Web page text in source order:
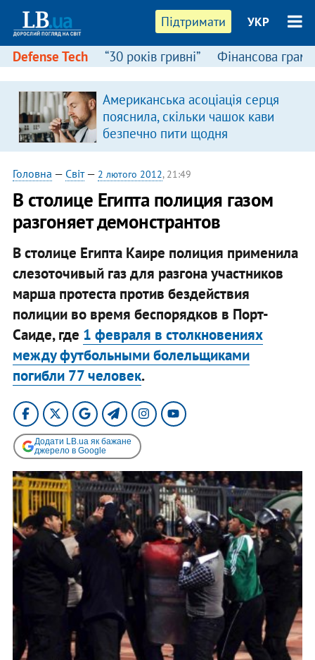
Підтримати УКР
Defense Tech “30 років гривні” Фінансова
Американська асоціація серця
пояснила, скільки чашок кави
безпечно пити щодня
Головна — Світ— 2 лютого 2012, 21:49
В столице Египта полиция газом
разгоняет демонстрантов
В столице Египта Каире полиция применила
слезоточивый газ для разгона участников
марша протеста против бездействия
полиции во время беспорядков в Порт-
Саиде, где 1 февраля в столкновениях
между футбольными болельщиками
погибли 77 человек.
Додати LB.ua як бажане
джерело в Google